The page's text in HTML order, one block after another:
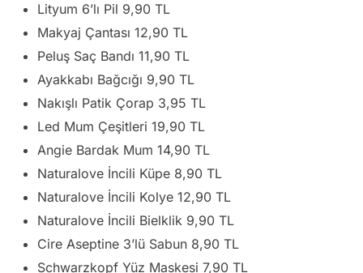
Lityum 6’lı Pil 9,90 TL
Makyaj Çantası 12,90 TL
Peluş Saç Bandı 11,90 TL
Ayakkabı Bağcığı 9,90 TL
Nakışlı Patik Çorap 3,95 TL
Led Mum Çeşitleri 19,90 TL
Angie Bardak Mum 14,90 TL
Naturalove İncili Küpe 8,90 TL
Naturalove İncili Kolye 12,90 TL
Naturalove İncili Bielklik 9,90 TL
Cire Aseptine 3’lü Sabun 8,90 TL
Schwarzkopf Yüz Maskesi 7,90 TL